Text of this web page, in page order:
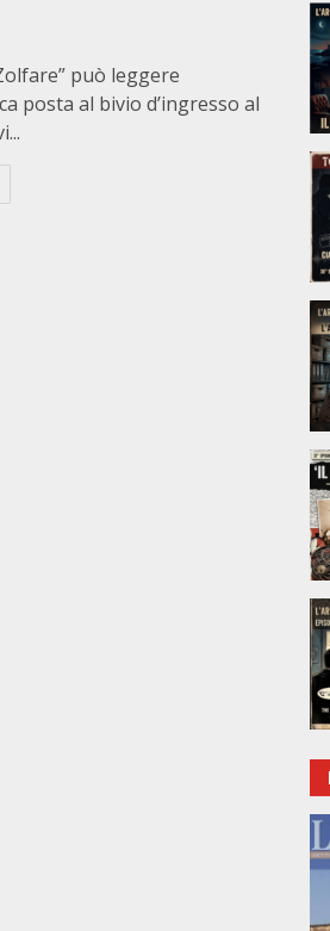
può leggere
posta al bivio d’ingresso al